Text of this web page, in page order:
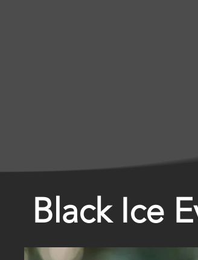
Black Ice